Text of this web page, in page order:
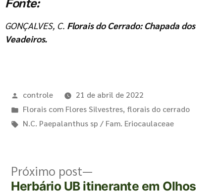
GONÇALVES, C. Florais do Cerrado: Chapada dos
Veadeiros.
controle
21 de abril de 2022
Florais com Flores Silvestres, florais do cerrado
N.C. Paepalanthus sp / Fam. Eriocaulaceae
Próximo post
Herbário UB itinerante em Olhos